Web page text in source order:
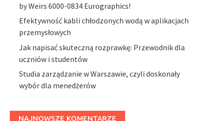
by Weirs 6000-0834 Eurographics!
Efektywność kabli chłodzonych wodą w aplikacjach
przemysłowych
Jak napisać skuteczną rozprawkę: Przewodnik dla
uczniów i studentów
Studia zarządzanie w Warszawie, czyli doskonały
wybór dla menedżerów
NAJNOWSZE KOMENTARZE